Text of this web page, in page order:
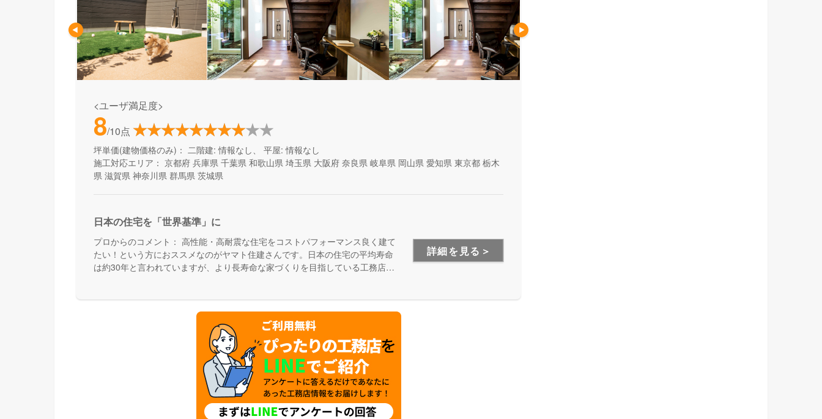
<ユーザ満足度>
8/10点
坪単価(建物価格のみ)： 二階建: 情報なし、 平屋: 情報なし
施工対応エリア： 京都府 兵庫県 千葉県 和歌山県 埼玉県 大阪府 奈良県 岐阜県 岡山県 愛知県 東京都 栃木
県 滋賀県 神奈川県 群馬県 茨城県
日本の住宅を「世界基準」に
プロからのコメント： 高性能・高耐震な住宅をコストパフォーマンス良く建て
たい！という方におススメなのがヤマト住建さんです。日本の住宅の平均寿命
は約30年と言われていますが、より長寿命な家づくりを目指している工務店さ
詳細を見る＞